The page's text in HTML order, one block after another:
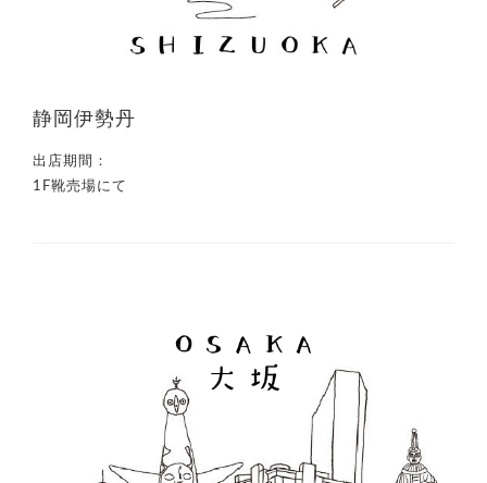
静岡伊勢丹
出店期間：
1F靴売場にて